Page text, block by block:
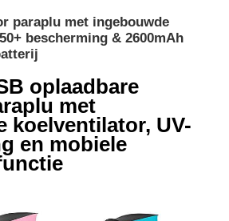
paraplu met ingebouwde
bescherming & 2600mAh
oplaadbare
met
koelventilator, UV-
en mobiele